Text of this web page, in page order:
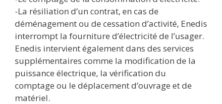
-La résiliation d’un contrat, en cas de
déménagement ou de cessation d’activité, Enedis
interrompt la fourniture d’électricité de l’usager.
Enedis intervient également dans des services
supplémentaires comme la modification de la
puissance électrique, la vérification du
comptage ou le déplacement d’ouvrage et de
matériel.